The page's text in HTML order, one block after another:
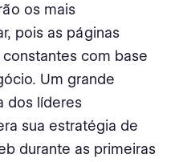
os mais
pois as páginas
com base
Um grande
dos líderes
sua estratégia de
durante as primeiras